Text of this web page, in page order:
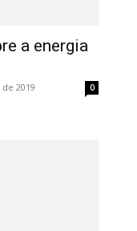
a energia
2019 0